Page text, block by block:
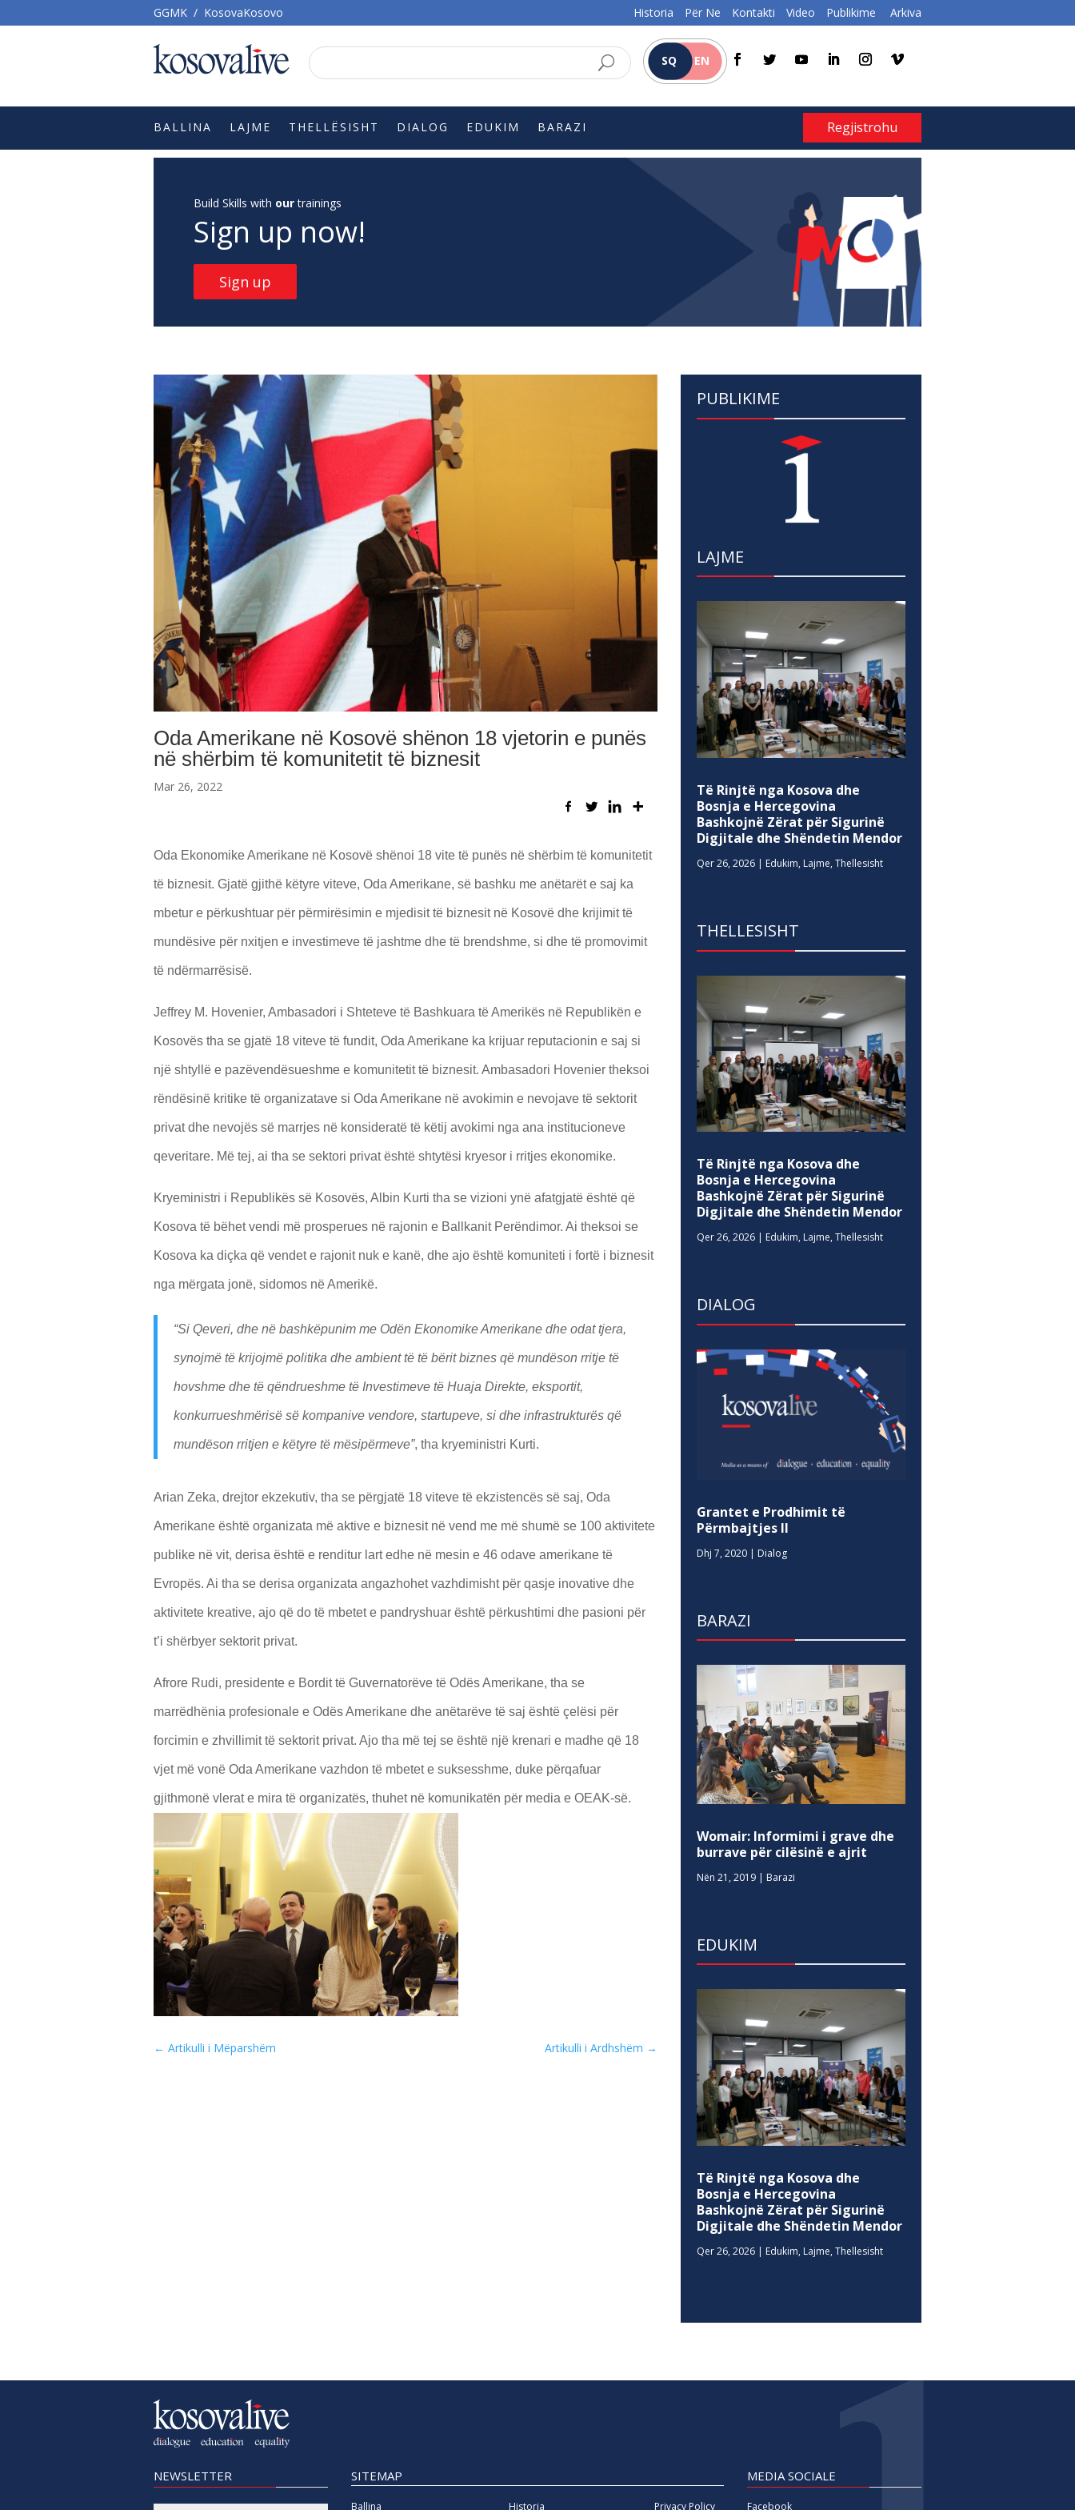
GGMK / KosovaKosovo Historia Për Ne Kontakti Video Publikime Arkiva
SQ EN
BALLINA LAJME THELLËSISHT DIALOG EDUKIM BARAZI Regjistrohu
Build Skills with ourtrainings
Sign up now!
Sign up
Oda Amerikane në Kosovë shënon 18 vjetorin e punës
në shërbim të komunitetit të biznesit
Mar 26, 2022
Oda Ekonomike Amerikane në Kosovë shënoi 18 vite të punës në shërbim të komunitetit
të biznesit. Gjatë gjithë këtyre viteve, Oda Amerikane, së bashku me anëtarët e saj ka
mbetur e përkushtuar për përmirësimin e mjedisit të biznesit në Kosovë dhe krijimit të
mundësive për nxitjen e investimeve të jashtme dhe të brendshme, si dhe të promovimit
të ndërmarrësisë.
Jeffrey M. Hovenier, Ambasadori i Shteteve të Bashkuara të Amerikës në Republikën e
Kosovës tha se gjatë 18 viteve të fundit, Oda Amerikane ka krijuar reputacionin e saj si
një shtyllë e pazëvendësueshme e komunitetit të biznesit. Ambasadori Hovenier theksoi
rëndësinë kritike të organizatave si Oda Amerikane në avokimin e nevojave të sektorit
privat dhe nevojës së marrjes në konsideratë të këtij avokimi nga ana institucioneve
qeveritare. Më tej, ai tha se sektori privat është shtytësi kryesor i rritjes ekonomike.
Kryeministri i Republikës së Kosovës, Albin Kurti tha se vizioni ynë afatgjatë është që
Kosova të bëhet vendi më prosperues në rajonin e Ballkanit Perëndimor. Ai theksoi se
Kosova ka diçka që vendet e rajonit nuk e kanë, dhe ajo është komuniteti i fortë i biznesit
nga mërgata jonë, sidomos në Amerikë.
“Si Qeveri, dhe në bashkëpunim me Odën Ekonomike Amerikane dhe odat tjera,
synojmë të krijojmë politika dhe ambient të të bërit biznes që mundëson rritje të
hovshme dhe të qëndrueshme të Investimeve të Huaja Direkte, eksportit,
konkurrueshmërisë së kompanive vendore, startupeve, si dhe infrastrukturës që
mundëson rritjen e këtyre të mësipërmeve”, tha kryeministri Kurti.
Arian Zeka, drejtor ekzekutiv, tha se përgjatë 18 viteve të ekzistencës së saj, Oda
Amerikane është organizata më aktive e biznesit në vend me më shumë se 100 aktivitete
publike në vit, derisa është e renditur lart edhe në mesin e 46 odave amerikane të
Evropës. Ai tha se derisa organizata angazhohet vazhdimisht për qasje inovative dhe
aktivitete kreative, ajo që do të mbetet e pandryshuar është përkushtimi dhe pasioni për
t’i shërbyer sektorit privat.
Afrore Rudi, presidente e Bordit të Guvernatorëve të Odës Amerikane, tha se
marrëdhënia profesionale e Odës Amerikane dhe anëtarëve të saj është çelësi për
forcimin e zhvillimit të sektorit privat. Ajo tha më tej se është një krenari e madhe që 18
vjet më vonë Oda Amerikane vazhdon të mbetet e suksesshme, duke përqafuar
gjithmonë vlerat e mira të organizatës, thuhet në komunikatën për media e OEAK-së.
← Artikulli i Mëparshëm Artikulli i Ardhshëm →
PUBLIKIME
LAJME
Të Rinjtë nga Kosova dhe
Bosnja e Hercegovina
Bashkojnë Zërat për Sigurinë
Digjitale dhe Shëndetin Mendor
Qer 26, 2026 | Edukim, Lajme,Thellesisht
THELLESISHT
Të Rinjtë nga Kosova dhe
Bosnja e Hercegovina
Bashkojnë Zërat për Sigurinë
Digjitale dhe Shëndetin Mendor
Qer 26, 2026 | Edukim, Lajme,Thellesisht
DIALOG
Grantet e Prodhimit të
Përmbajtjes II
Dhj 7, 2020 | Dialog
BARAZI
Womair: Informimi i grave dhe
burrave për cilësinë e ajrit
Nën 21, 2019 | Barazi
EDUKIM
Të Rinjtë nga Kosova dhe
Bosnja e Hercegovina
Bashkojnë Zërat për Sigurinë
Digjitale dhe Shëndetin Mendor
Qer 26, 2026 | Edukim, Lajme,Thellesisht
NEWSLETTER SITEMAP
Ballina Historia Privacy Policy
MEDIA SOCIALE
Facebook